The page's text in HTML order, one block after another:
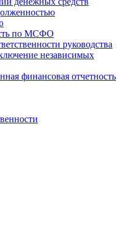
по МСФО
руководства
независимых
финансовая отчетность